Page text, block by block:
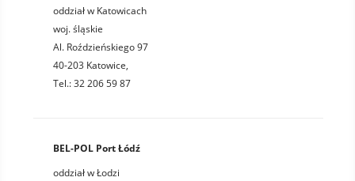
oddział w Katowicach
woj. śląskie
Al. Roździeńskiego 97
40-203 Katowice,
Tel.: 32 206 59 87
BEL-POL Port Łódź
oddział w Łodzi